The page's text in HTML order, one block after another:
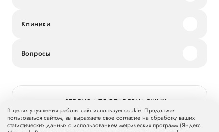
Клиники
Вопросы
ВЕРСИЯ ДЛЯ СЛАБОВИДЯЩИХ
В целях улучшения работы сайт использует cookie. Продолжая
пользоваться сайтом, вы выражаете свое согласие на обработку ваших
статистических данных с использованием метрических программ (Яндекс